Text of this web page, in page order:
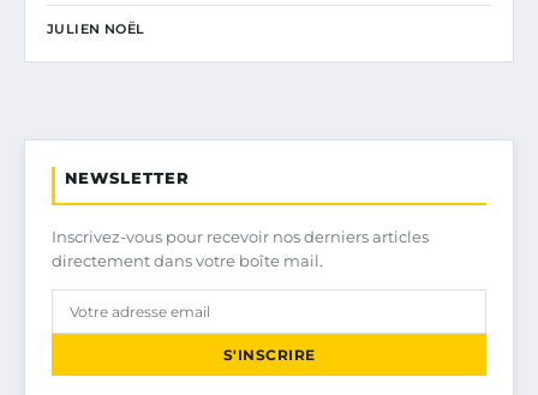
JULIEN NOËL
NEWSLETTER
Inscrivez-vous pour recevoir nos derniers articles
directement dans votre boîte mail.
S'INSCRIRE